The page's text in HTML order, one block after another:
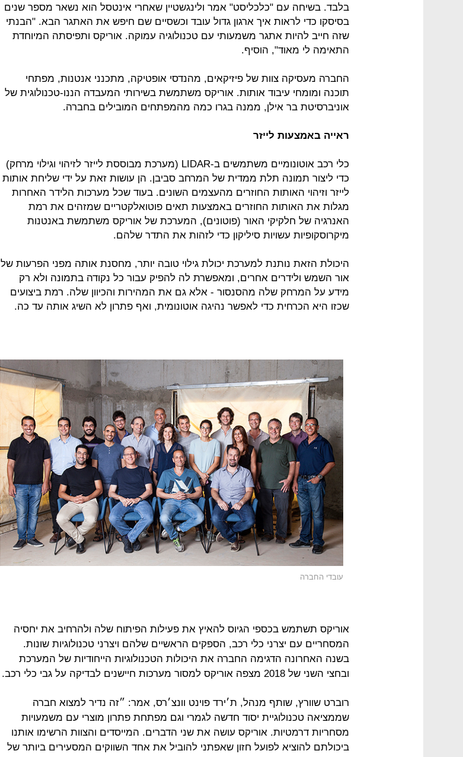
בלבד. בשיחה עם "כלכליסט" אמר ולינגשטיין שאחרי אינטסל הוא נשאר מספר שנים
בסיסקו כדי לראות איך ארגון גדול עובד וכשסיים שם חיפש את האתגר הבא. "הבנתי
שזה חייב להיות אתגר משמעותי עם טכנולוגיה עמוקה. אוריקס ותפיסתה המיוחדת
התאימה לי מאוד", הוסיף.
החברה מעסיקה צוות של פיזיקאים, מהנדסי אופטיקה, מתכנני אנטנות, מפתחי
תוכנה ומומחי עיבוד אותות. אוריקס משתמשת בשירותי המעבדה הננו-טכנולוגית של
אוניברסיטת בר אילן, ממנה בגרו כמה מהמפתחים המובילים בחברה.
ראייה באמצעות לייזר
כלי רכב אוטונומיים משתמשים ב-LIDAR (מערכת מבוססת לייזר לזיהוי וגילוי מרחק)
כדי ליצור תמונה תלת ממדית של המרחב סביבן. הן עושות זאת על ידי שליחת אותות
לייזר וזיהוי האותות החוזרים מהעצמים השונים. בעוד שכל מערכות הלידר האחרות
מגלות את האותות החוזרים באמצעות תאים פוטואלקטריים שמזהים את רמת
האנרגיה של חלקיקי האור (פוטונים), המערכת של אוריקס משתמשת באנטנות
מיקרוסקופיות עשויות סיליקון כדי לזהות את התדר שלהם.
היכולת הזאת נותנת למערכת יכולת גילוי טובה יותר, מחסנת אותה מפני הפרעות של
אור השמש ולידרים אחרים, ומאפשרת לה להפיק עבור כל נקודה בתמונה ולא רק
מידע על המרחק שלה מהסנסור - אלא גם את המהירות והכיוון שלה. רמת ביצועים
שכזו היא הכרחית כדי לאפשר נהיגה אוטונומית, ואף פתרון לא השיג אותה עד כה.
עובדי החברה
אוריקס תשתמש בכספי הגיוס להאיץ את פעילות הפיתוח שלה ולהרחיב את יחסיה
המסחריים עם יצרני כלי רכב, הספקים הראשיים שלהם ויצרני טכנולוגיות שונות.
בשנה האחרונה הדגימה החברה את היכולות הטכנולוגיות הייחודיות של המערכת
ובחצי השני של 2018 מצפה אוריקס למסור מערכות חיישנים לבדיקה על גבי כלי רכב.
רוברט שוורץ, שותף מנהל, ת׳ירד פוינט וונצ׳רס, אמר: ״זה נדיר למצוא חברה
שממציאה טכנולוגיית יסוד חדשה לגמרי וגם מפתחת פתרון מוצרי עם משמעויות
מסחריות דרמטיות. אוריקס עושה את שני הדברים. המייסדים והצוות הרשימו אותנו
ביכולתם להוציא לפועל חזון שאפתני להוביל את אחד השווקים המסעירים ביותר של